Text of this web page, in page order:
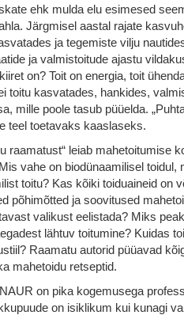
ehk mulda elu esimesed
Järgmisel aastal rajate
ja tegemiste vilju
ja valmistoitude ajastu
on? Toit on energia, toit
toitu kasvatades, hankides,
mille poole tasub püüelda.
teel toetavaks kaaslaseks.
raamatust“ leiab mahetoitumise
vahe on biodünaamilisel
toitu? Kas kõiki toiduaineid on
põhimõtted ja soovitused
valikust eelistada? Miks
lähtuv toitumine? Kuidas
Raamatu autorid püüavad
mahetoidu retseptid.
on pika kogemusega
on isiklikum kui kunagi